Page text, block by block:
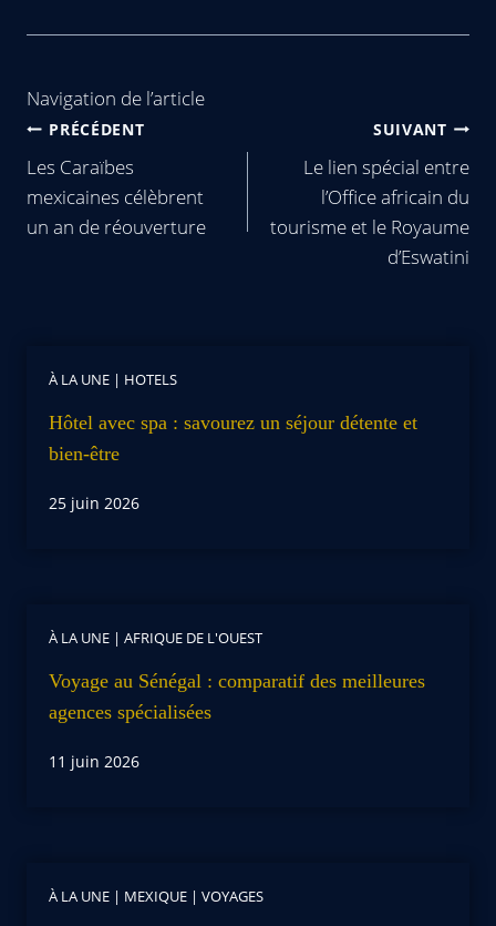
Navigation de l’article
PRÉCÉDENT
Les Caraïbes
mexicaines célèbrent
un an de réouverture
SUIVANT
Le lien spécial entre
l’Office africain du
tourisme et le Royaume
d’Eswatini
À LA UNE | HOTELS
Hôtel avec spa : savourez un séjour détente et
bien-être
25 juin 2026
À LA UNE | AFRIQUE DE L'OUEST
Voyage au Sénégal : comparatif des meilleures
agences spécialisées
11 juin 2026
À LA UNE | MEXIQUE | VOYAGES